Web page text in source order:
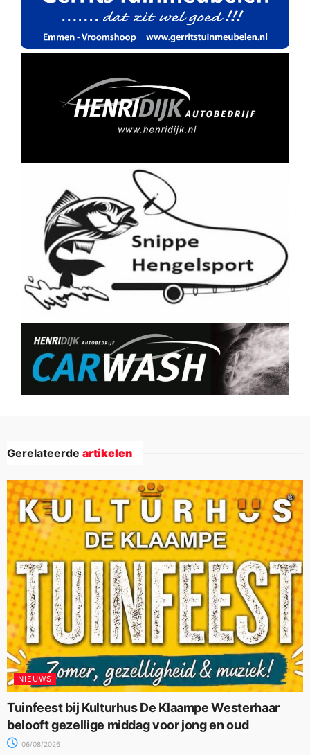
Gerelateerde artikelen
NIEUWS
Tuinfeest bij Kulturhus De Klaampe Westerhaar
belooft gezellige middag voor jong en oud
06/08/2026